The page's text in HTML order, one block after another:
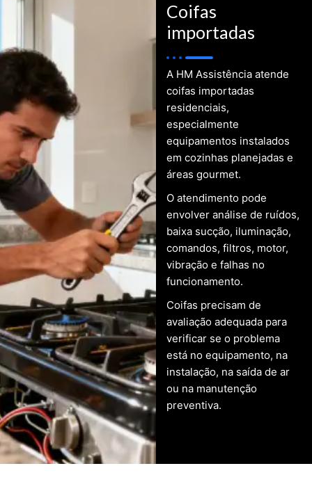
Coifas
importadas
A HM Assistência atende
coifas importadas
residenciais,
especialmente
equipamentos instalados
em cozinhas planejadas e
áreas gourmet.
O atendimento pode
envolver análise de ruídos,
baixa sucção, iluminação,
comandos, filtros, motor,
vibração e falhas no
funcionamento.
Coifas precisam de
avaliação adequada para
verificar se o problema
está no equipamento, na
instalação, na saída de ar
ou na manutenção
preventiva.